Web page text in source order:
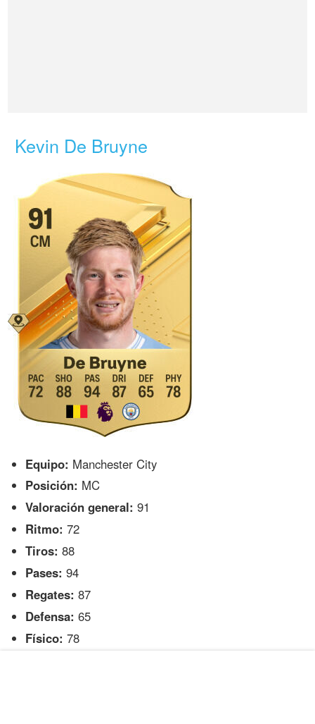
Kevin De Bruyne
Equipo: Manchester City
Posición: MC
Valoración general: 91
Ritmo: 72
Tiros: 88
Pases: 94
Regates: 87
Defensa: 65
Físico: 78